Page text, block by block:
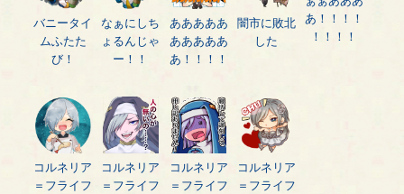
バニータイ
ムふたた
び！
なぁにしち
ょるんじゃ
ー！！
あああああ
あああああ
あ！！！！
闇市に敗北
した
あ！！！！
！！！！
コルネリア
＝フライフ
コルネリア
＝フライフ
コルネリア
＝フライフ
コルネリア
＝フライフ